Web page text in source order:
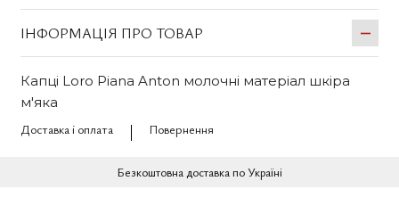
ІНФОРМАЦІЯ ПРО ТОВАР
Капці Loro Piana Anton молочні матеріал шкіра
м'яка
Доставка і оплата
Повернення
Безкоштовна доставка по Україні